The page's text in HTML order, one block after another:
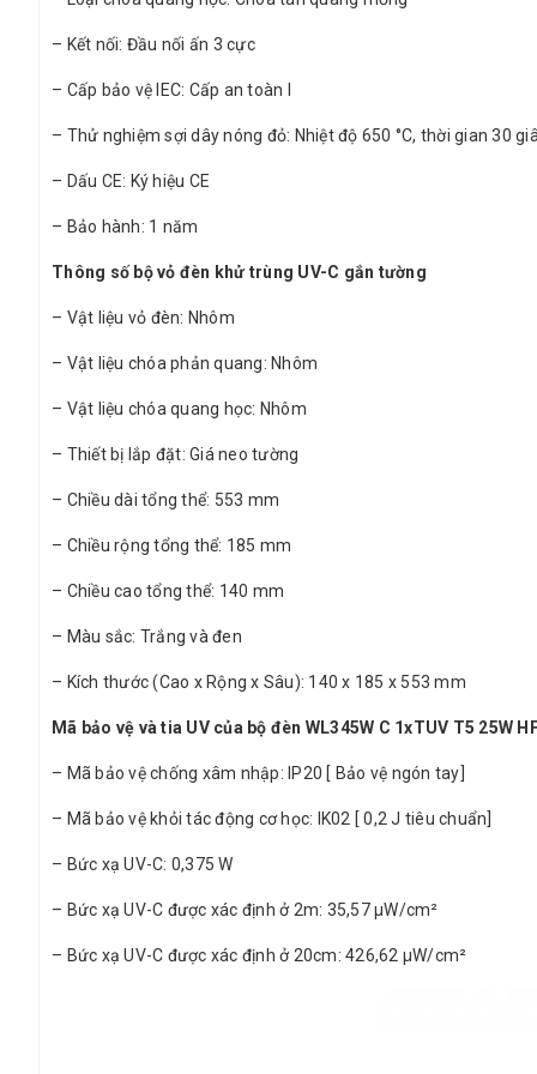
– Kết nối: Đầu nối ấn 3 cực
– Cấp bảo vệ IEC: Cấp an toàn I
– Thử nghiệm sợi dây nóng đỏ: Nhiệt độ 650 °C, thời gian 30
– Dấu CE: Ký hiệu CE
– Bảo hành: 1 năm
Thông số bộ vỏ đèn khử trùng UV-C gắn tường
– Vật liệu vỏ đèn: Nhôm
– Vật liệu chóa phản quang: Nhôm
– Vật liệu chóa quang học: Nhôm
– Thiết bị lắp đặt: Giá neo tường
– Chiều dài tổng thể: 553 mm
– Chiều rộng tổng thể: 185 mm
– Chiều cao tổng thể: 140 mm
– Màu sắc: Trắng và đen
– Kích thước (Cao x Rộng x Sâu): 140 x 185 x 553 mm
Mã bảo vệ và tia UV của bộ đèn WL345W C 1xTUV T5 25W
– Mã bảo vệ chống xâm nhập: IP20 [ Bảo vệ ngón tay]
– Mã bảo vệ khỏi tác động cơ học: IK02 [ 0,2 J tiêu chuẩn]
– Bức xạ UV-C: 0,375 W
– Bức xạ UV-C được xác định ở 2m: 35,57 µW/cm²
– Bức xạ UV-C được xác định ở 20cm: 426,62 µW/cm²